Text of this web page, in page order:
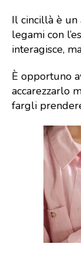
Il cincillà è
legami con
interagisce,
È opportuno
accarezzarlo
fargli